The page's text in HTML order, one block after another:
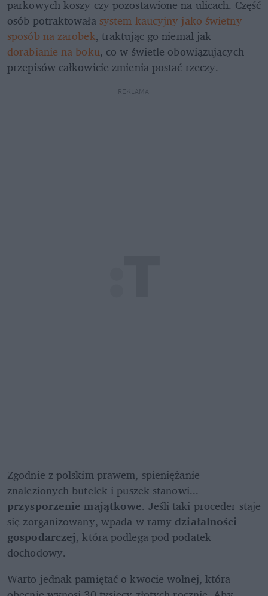
parkowych koszy czy pozostawione na ulicach. Część
osób potraktowała system kaucyjny jako świetny
sposób na zarobek
dorabianie na boku, co w świetle obowiązujących
przepisów całkowicie zmienia postać rzeczy.
REKLAMA
Zgodnie z polskim prawem, spieniężanie
przysporzenie majątkowe. Jeśli taki proceder staje
się zorganizowany, wpada w ramy działalności
gospodarczej, która podlega pod podatek
dochodowy.
Warto jednak pamiętać o kwocie wolnej, która